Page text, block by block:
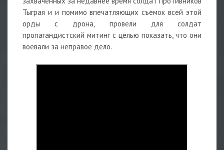
Тыграя и и помимо впечатляющих съемок всей этой
орды с дрона, провели для солдат
пропагандистский митинг с целью показать, что они
воевали за неправое дело.